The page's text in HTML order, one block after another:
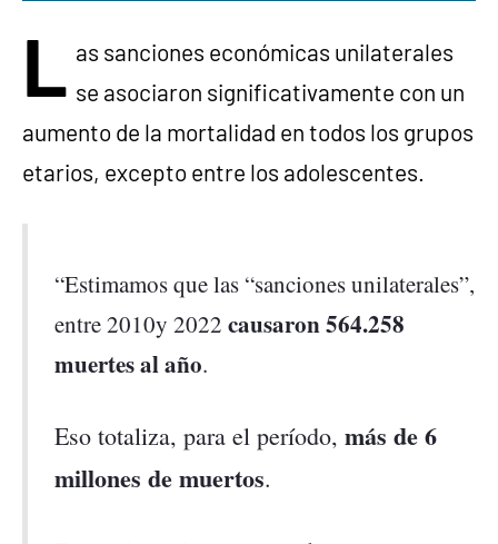
L as sanciones económicas unilaterales
se asociaron significativamente con un
aumento de la mortalidad en todos los grupos
etarios, excepto entre los adolescentes.
“Estimamos que las “sanciones unilaterales”,
entre 2010y 2022 causaron 564.258
muertes al año.
Eso totaliza, para el período, más de 6
millones de muertos.